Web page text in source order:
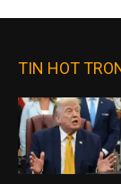
TIN HOT